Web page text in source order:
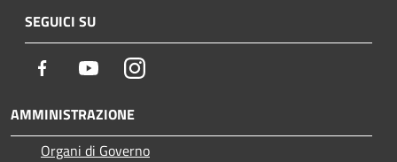
SEGUICI SU
Facebook YoutubeInstagram
AMMINISTRAZIONE
Organi di Governo